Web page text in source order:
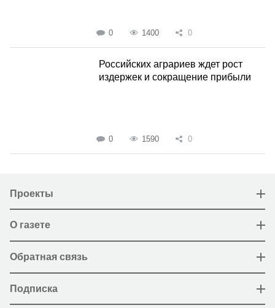
0 1400 0
Российских аграриев ждет рост
издержек и сокращение прибыли
0 1590 0
Проекты
О газете
Обратная связь
Подписка